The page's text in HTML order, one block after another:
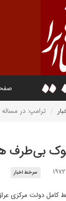
ترامپ: در
بی‌طرف
سرخط اخبار
کامل دولت مرکزی